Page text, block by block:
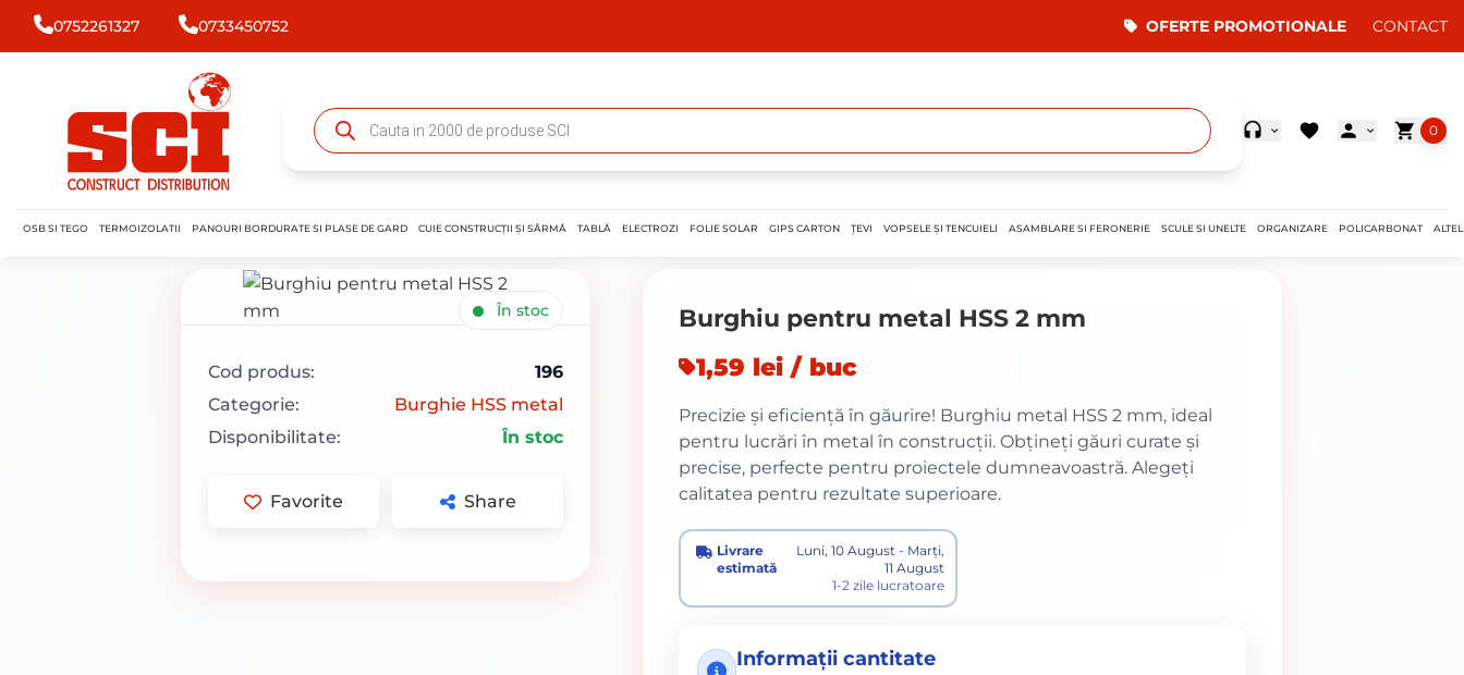
0752261327 0733450752 OFERTE PROMOTIONALE CONTACT
0
OSB SI TEGO TERMOIZOLATII PANOURI BORDURATE SI PLASE DE GARD CUIE CONSTRUCȚII ȘI SÂRMĂ TABLĂ ELECTROZI FOLIE SOLAR GIPS CARTON ȚEVI VOPSELE ȘI TENCUIELI ASAMBLARE SI FERONERIE SCULE SI UNELTE ORGANIZARE POLICARBONAT
În stoc
Cod produs:
196
Categorie:
Burghie HSS metal
Disponibilitate:
În stoc
Favorite Share
Burghiu pentru metal HSS 2 mm
1,59 lei / buc
Precizie și eficiență în găurire! Burghiu metal HSS 2 mm, ideal
pentru lucrări în metal în construcții. Obțineți găuri curate și
precise, perfecte pentru proiectele dumneavoastră. Alegeți
calitatea pentru rezultate superioare.
Livrare
estimată
Luni, 10 August - Marți,
11 August
1-2 zile lucratoare
Informații cantitate